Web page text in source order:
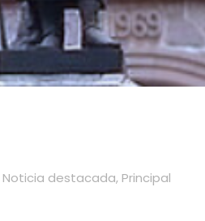
Noticia destacada, Principal